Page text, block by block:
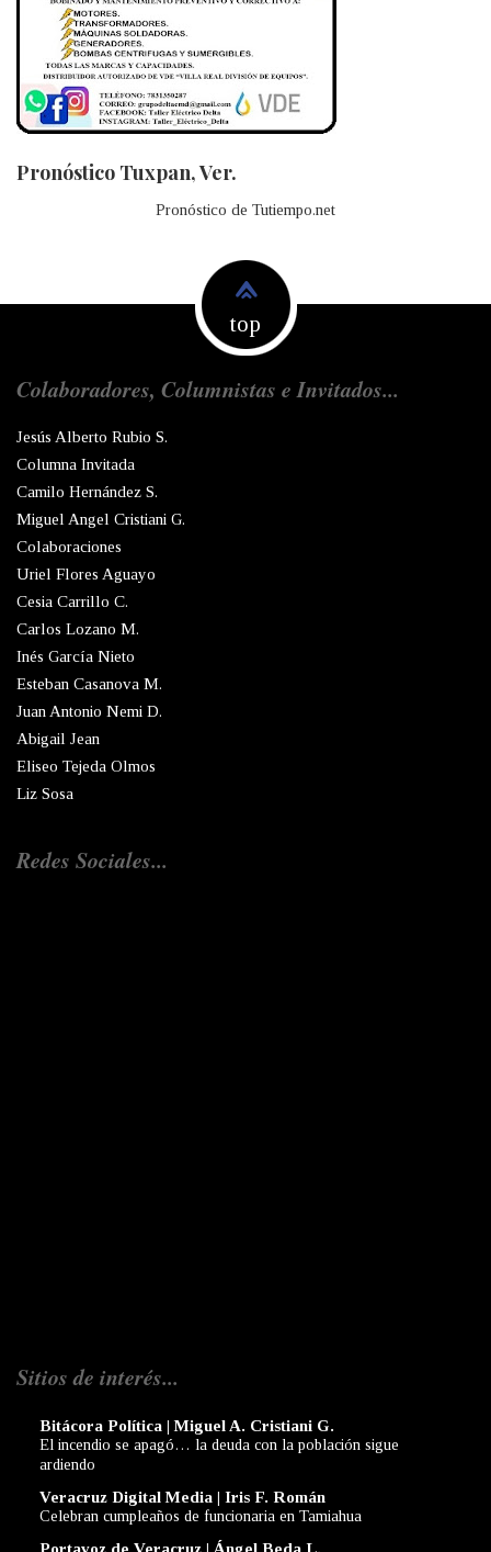
Pronóstico Tuxpan, Ver.
Pronóstico de Tutiempo.net
top
Colaboradores, Columnistas e Invitados...
Jesús Alberto Rubio S.
Columna Invitada
Camilo Hernández S.
Miguel Angel Cristiani G.
Colaboraciones
Uriel Flores Aguayo
Cesia Carrillo C.
Carlos Lozano M.
Inés García Nieto
Esteban Casanova M.
Juan Antonio Nemi D.
Abigail Jean
Eliseo Tejeda Olmos
Liz Sosa
Redes Sociales...
Sitios de interés...
Bitácora Política | Miguel A. Cristiani G.
El incendio se apagó… la deuda con la población sigue
ardiendo
Veracruz Digital Media | Iris F. Román
Celebran cumpleaños de funcionaria en Tamiahua